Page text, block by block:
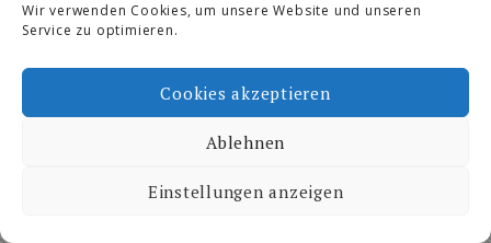
Wir verwenden Cookies, um unsere Website und unseren
Service zu optimieren.
Cookies akzeptieren
Ablehnen
Einstellungen anzeigen